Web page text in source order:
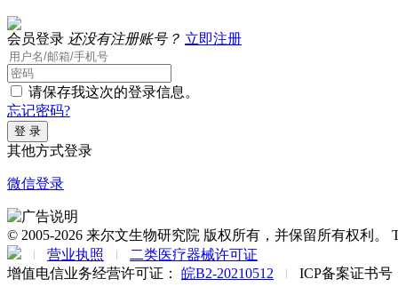
会员登录 还没有注册账号？ 立即注册
请保存我这次的登录信息。
忘记密码?
其他方式登录
微信登录
© 2005-2026 来尔文生物研究院 版权所有，并保留所有权利。
营业执照
二类医疗器械许可证
增值电信业务经营许可证： 皖B2-20210512 ICP备案证书